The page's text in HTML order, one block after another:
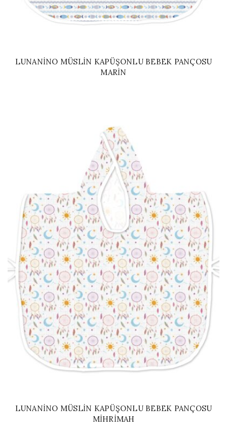
LUNANINO MÜSLIN KAPÜŞONLU BEBEK PANÇOSU
MARIN
LUNANINO MÜSLIN KAPÜŞONLU BEBEK PANÇOSU
MIHRIMAH